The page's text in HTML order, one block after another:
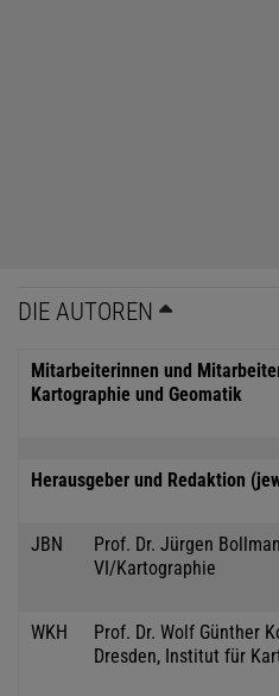
DIE AUTOREN
Mitarbeiterinnen und
Kartographie und Geomatik
Herausgeber und Redaktion
JBN
Prof. Dr. Jürgen
VI/Kartographie
WKH
Prof. Dr. Wolf Günther
Dresden, Institut für